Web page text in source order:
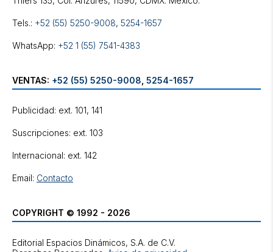
Tels.: +52 (55) 5250-9008, 5254-1657
WhatsApp: +52 1 (55) 7541-4383
VENTAS: +52 (55) 5250-9008 5254-1657
Publicidad: ext. 101, 141
Suscripciones: ext. 103
Internacional: ext. 142
Email: Contacto
COPYRIGHT © 1992 - 2026
Editorial Espacios Dinámicos, S.A. de C.V.